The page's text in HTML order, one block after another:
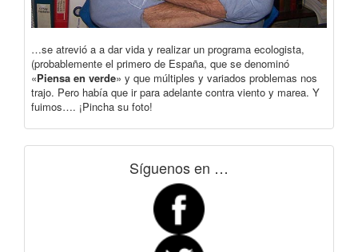
…se atrevió a a dar vida y realizar un programa ecologista,
(probablemente el primero de España, que se denominó
«Piensa en verde» y que múltiples y variados problemas nos
trajo. Pero había que ir para adelante contra viento y marea. Y
fuimos…. ¡Pincha su foto!
Síguenos en …